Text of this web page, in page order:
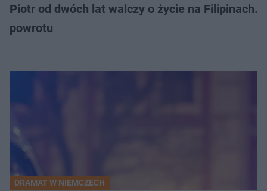
Piotr od dwóch lat walczy o życie na Filipinach.
powrotu
DRAMAT W NIEMCZECH